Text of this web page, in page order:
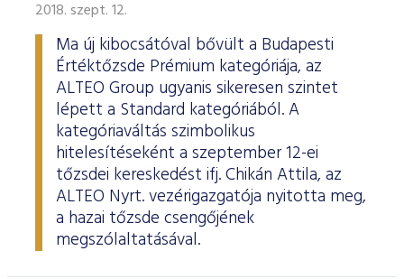
2018. szept. 12.
Ma új kibocsátóval bővült a Budapesti
Értéktőzsde Prémium kategóriája, az
ALTEO Group ugyanis sikeresen szintet
lépett a Standard kategóriából. A
kategóriaváltás szimbolikus
hitelesítéseként a szeptember 12-ei
tőzsdei kereskedést ifj. Chikán Attila, az
ALTEO Nyrt. vezérigazgatója nyitotta meg,
a hazai tőzsde csengőjének
megszólaltatásával.